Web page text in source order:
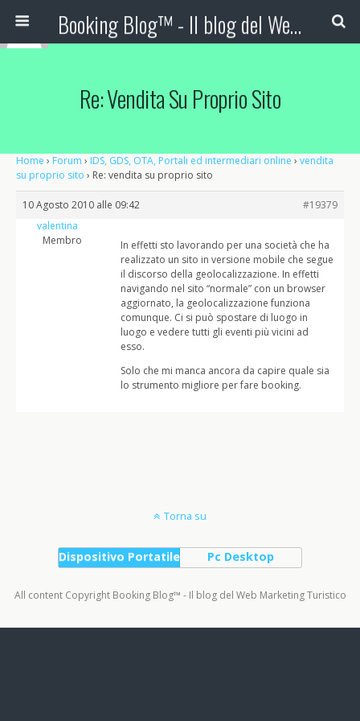
Booking Blog™ - Il blog del Web Marketing Turistico
Re: Vendita Su Proprio Sito
Home › Forum › IDS, GDS, OTA, Portali ed intermediari online › vendita
su proprio sito › Re: vendita su proprio sito
10 Agosto 2010 alle 09:42
#19379
valentina
Membro
In effetti sto lavorando per una società che ha
realizzato un sito in versione mobile che segue
il discorso della geolocalizzazione. In effetti
navigando nel sito “normale” con un browser
aggiornato, la geolocalizzazione funziona
comunque. Ci si può spostare di luogo in
luogo e vedere tutti gli eventi più vicini ad
esso.
Solo che mi manca ancora da capire quale sia
lo strumento migliore per fare booking.
Torna su
Dispositivo Portatile Pc Desktop
All content Copyright Booking Blog™ - Il blog del Web Marketing Turistico